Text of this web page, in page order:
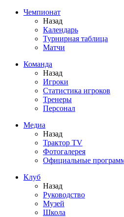
Чемпионат
Назад
Календарь
Турнирная таблица
Матчи
Команда
Назад
Игроки
Статистика игроков
Тренеры
Персонал
Медиа
Назад
Трактор TV
Фотогалерея
Официальные
Клуб
Назад
Руководство
Музей
Школа